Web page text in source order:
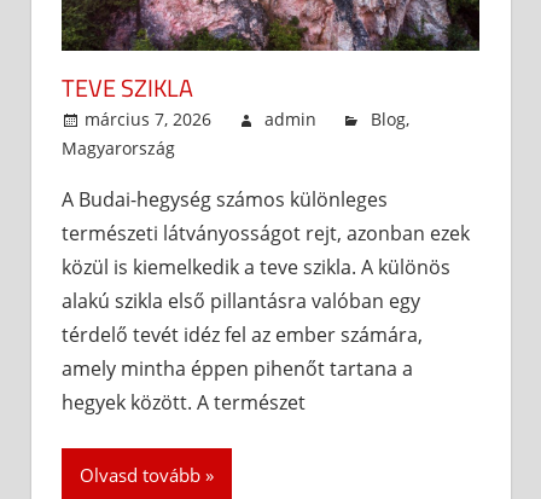
TEVE SZIKLA
március 7, 2026 admin Blog,
Magyarország
A Budai-hegység számos különleges
természeti látványosságot rejt, azonban ezek
közül is kiemelkedik a teve szikla. A különös
alakú szikla első pillantásra valóban egy
térdelő tevét idéz fel az ember számára,
amely mintha éppen pihenőt tartana a
hegyek között. A természet
Olvasd tovább